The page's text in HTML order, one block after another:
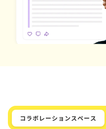
コラボレーションスペース